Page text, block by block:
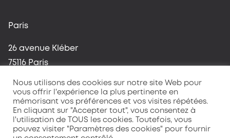
Paris
26 avenue Kléber
75116 Paris
Nous utilisons des cookies sur notre site Web pour
vous offrir l'expérience la plus pertinente en
mémorisant vos préférences et vos visites répétées.
En cliquant sur "Accepter tout", vous consentez à
l'utilisation de TOUS les cookies. Toutefois, vous
pouvez visiter "Paramètres des cookies" pour fournir